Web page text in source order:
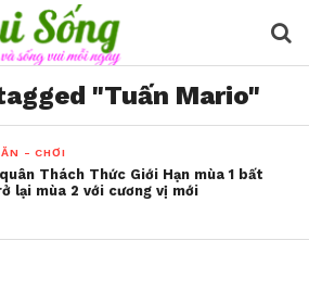
"Tuấn Mario"
- CHƠI
Thách Thức Giới Hạn mùa 1 bất
lại mùa 2 với cương vị mới